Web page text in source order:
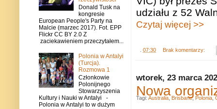
udziału z 52
Czytaj więcej >>
07:30 Brak komentarzy:
wtorek, 23 marca
Nowa
Tagi: Australia Brisbane, Polonia
Donald Tusk na
kongresie
European People's Party na
Malcie (marzec 2017). Fot. EPP
Flickr CC BY 2.0 Z
zaciekawieniem przeczytałem...
Polonia w Antalyi
(Turcja).
Rozmowa 1
Członkowie
Polonijnego
Stowarzyszenia
Kultury i Nauki w Antalyi -
Polonia w Antalyi to w dużym